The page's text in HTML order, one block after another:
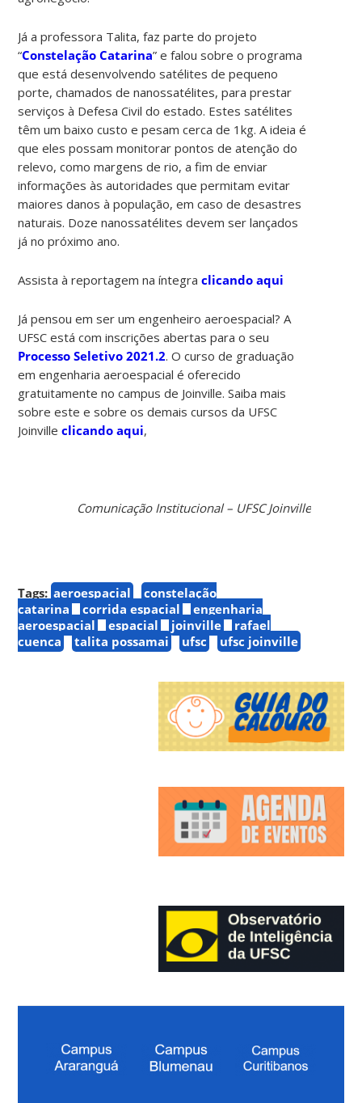
Já a professora Talita, faz parte do projeto
“Constelação Catarina” e falou sobre o programa
que está desenvolvendo satélites de pequeno
porte, chamados de nanossatélites, para prestar
serviços à Defesa Civil do estado. Estes satélites
têm um baixo custo e pesam cerca de 1kg. A ideia é
que eles possam monitorar pontos de atenção do
relevo, como margens de rio, a fim de enviar
informações às autoridades que permitam evitar
maiores danos à população, em caso de desastres
naturais. Doze nanossatélites devem ser lançados
já no próximo ano.
Assista à reportagem na íntegraclicando aqui
Já pensou em ser um engenheiro aeroespacial? A
UFSC está com inscrições abertas para o seu
Processo Seletivo 2021.2. O curso de graduação
em engenharia aeroespacial é oferecido
gratuitamente no campus de Joinville. Saiba mais
sobre este e sobre os demais cursos da UFSC
Joinvilleclicando aqui,
Comunicação Institucional – UFSC Joinville
Tags: aeroespacial
constelação
catarina
corrida espacial
engenharia
aeroespacial
espacial joinville
rafael
cuenca
talita possamai ufsc ufsc joinville